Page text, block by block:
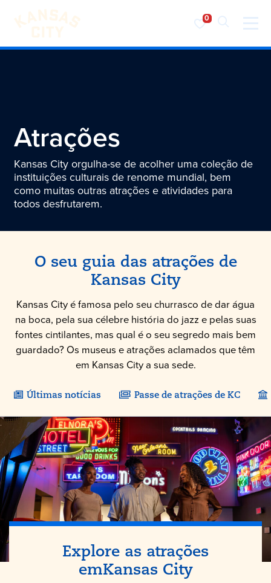
Visite o KC
Atrações
Kansas City orgulha-se de acolher uma coleção de
instituições culturais de renome mundial, bem
como muitas outras atrações e atividades para
todos desfrutarem.
O seu guia das atrações de
Kansas City
Kansas City é famosa pelo seu churrasco de dar água
na boca, pela sua célebre história do jazz e pelas suas
fontes cintilantes, mas qual é o seu segredo mais bem
guardado? Os museus e atrações aclamados que têm
em Kansas City a sua sede.
Últimas notícias Passe de atrações de KC
Explore as atrações
emKansas City